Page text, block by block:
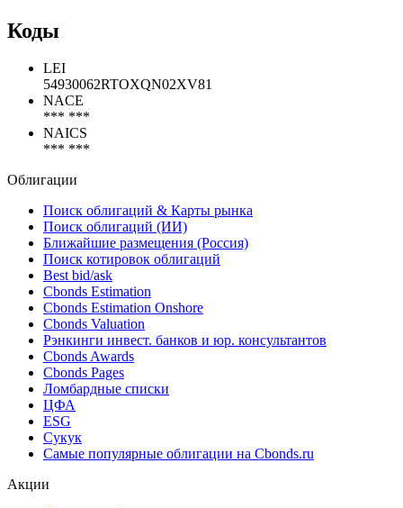
Коды
LEI
54930062RTOXQN02XV81
*** ***
*** ***
Облигации
Поиск облигаций & Карты рынка
Поиск облигаций (ИИ)
Ближайшие размещения (Россия)
Поиск котировок облигаций
Best bid/ask
Cbonds Estimation
Cbonds Estimation Onshore
Cbonds Valuation
Рэнкинги инвест. банков и юр. консультантов
Cbonds Awards
Cbonds Pages
Ломбардные списки
ESG